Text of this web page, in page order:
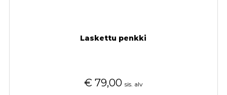
Laskettu penkki
€ 79,00 sis. alv